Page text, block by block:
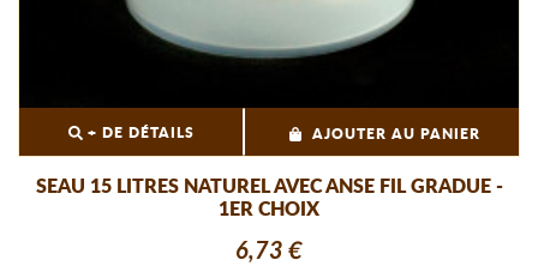
+ DE DÉTAILS AJOUTER AU PANIER
SEAU 15 LITRES NATUREL AVEC ANSE FIL GRADUE -
1ER CHOIX
6,73 €